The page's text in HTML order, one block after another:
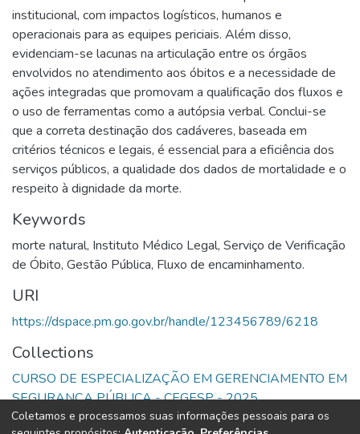
institucional, com impactos logísticos, humanos e
operacionais para as equipes periciais. Além disso,
evidenciam-se lacunas na articulação entre os órgãos
envolvidos no atendimento aos óbitos e a necessidade de
ações integradas que promovam a qualificação dos fluxos e
o uso de ferramentas como a autópsia verbal. Conclui-se
que a correta destinação dos cadáveres, baseada em
critérios técnicos e legais, é essencial para a eficiência dos
serviços públicos, a qualidade dos dados de mortalidade e o
respeito à dignidade da morte.
Keywords
morte natural, Instituto Médico Legal, Serviço de Verificação
de Óbito, Gestão Pública, Fluxo de encaminhamento.
URI
https://dspace.pm.go.gov.br/handle/123456789/6218
Collections
CURSO DE ESPECIALIZAÇÃO EM GERENCIAMENTO EM
SEGURANÇA PÚBLICA - CEGESP - 2025
Coletamos e processamos suas informações pessoais para os